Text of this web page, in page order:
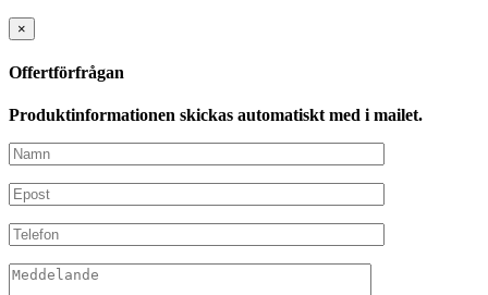
×
Offertförfrågan
Produktinformationen skickas automatiskt med i mailet.